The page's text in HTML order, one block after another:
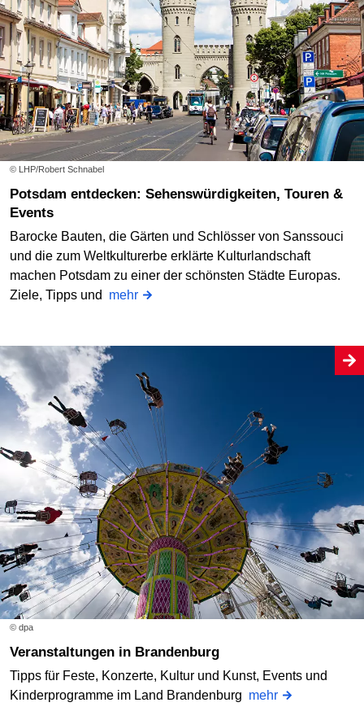
© LHP/Robert Schnabel
Potsdam entdecken: Sehenswürdigkeiten, Touren &
Events
Barocke Bauten, die Gärten und Schlösser von Sanssouci
und die zum Weltkulturerbe erklärte Kulturlandschaft
machen Potsdam zu einer der schönsten Städte Europas.
Ziele, Tipps und mehr
© dpa
Veranstaltungen in Brandenburg
Tipps für Feste, Konzerte, Kultur und Kunst, Events und
Kinderprogramme im Land Brandenburg mehr